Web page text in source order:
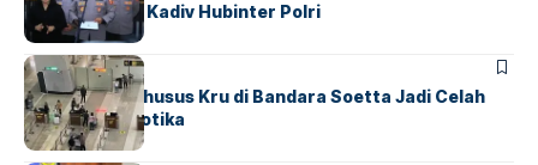
Untung Jabat Kadiv Hubinter Polri
BANDARABERITA
Ketika Jalur Khusus Kru di Bandara Soetta Jadi Celah
Sindikat Narkotika